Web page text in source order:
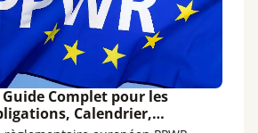
Guide Complet pour les
Calendrier,